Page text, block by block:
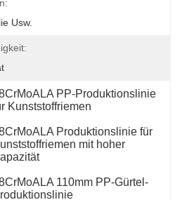
Usw.
PP-Produktionslinie
Kunststoffriemen
Produktionslinie für
mit hoher
110mm PP-Gürtel-